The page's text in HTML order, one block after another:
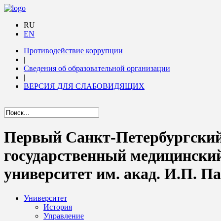
RU
EN
Противодействие коррупции
|
Сведения об образовательной организации
|
ВЕРСИЯ ДЛЯ СЛАБОВИДЯЩИХ
Первый Санкт-
государственный
университет им. акад. И.П.
Университет
История
Управление